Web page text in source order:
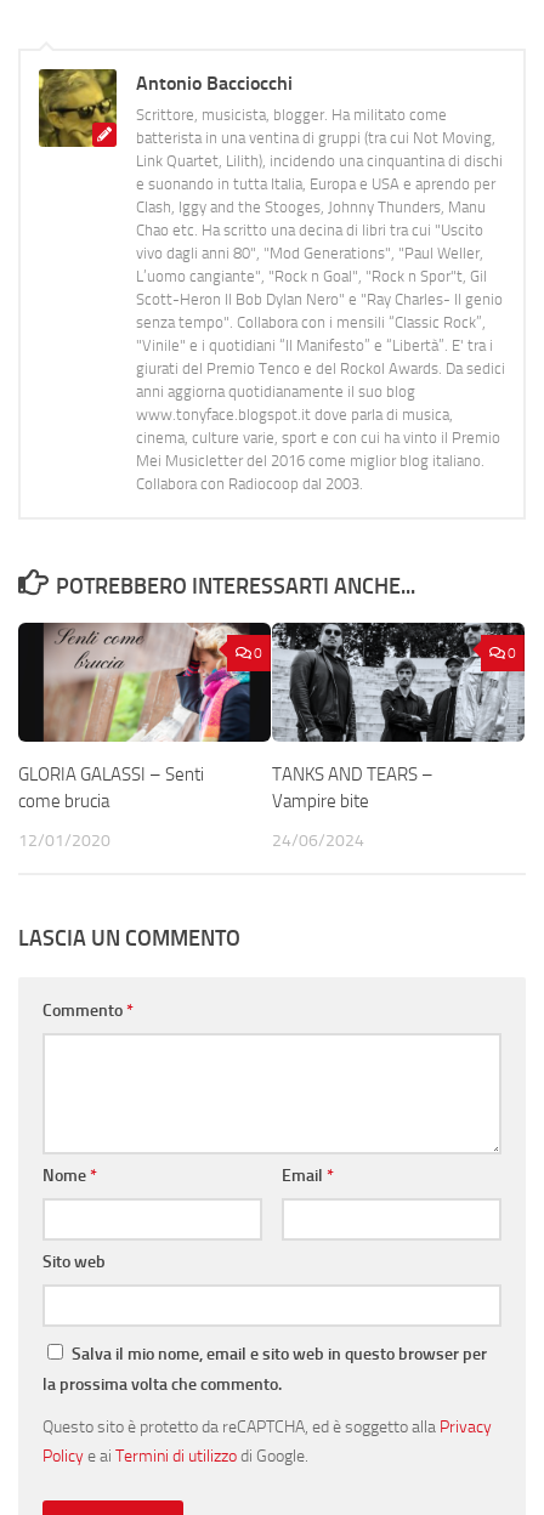
Antonio Bacciocchi
Scrittore, musicista, blogger. Ha militato come
batterista in una ventina di gruppi (tra cui Not Moving,
Link Quartet, Lilith), incidendo una cinquantina di dischi
e suonando in tutta Italia, Europa e USA e aprendo per
Clash, Iggy and the Stooges, Johnny Thunders, Manu
Chao etc. Ha scritto una decina di libri tra cui "Uscito
vivo dagli anni 80", "Mod Generations", "Paul Weller,
L’uomo cangiante", "Rock n Goal", "Rock n Spor"t, Gil
Scott-Heron Il Bob Dylan Nero" e "Ray Charles- Il genio
senza tempo". Collabora con i mensili “Classic Rock”,
"Vinile" e i quotidiani “Il Manifesto” e “Libertà”. E' tra i
giurati del Premio Tenco e del Rockol Awards. Da sedici
anni aggiorna quotidianamente il suo blog
www.tonyface.blogspot.it dove parla di musica,
cinema, culture varie, sport e con cui ha vinto il Premio
Mei Musicletter del 2016 come miglior blog italiano.
Collabora con Radiocoop dal 2003.
POTREBBERO INTERESSARTI ANCHE...
0
GLORIA GALASSI – Senti
come brucia
12/01/2020
0
TANKS AND TEARS –
Vampire bite
24/06/2024
LASCIA UN COMMENTO
Commento*
Nome* Email *
Sito web
Salva il mio nome, email e sito web in questo browser per
la prossima volta che commento.
Questo sito è protetto da reCAPTCHA, ed è soggetto alla Privacy
Policye ai Termini di utilizzodi Google.